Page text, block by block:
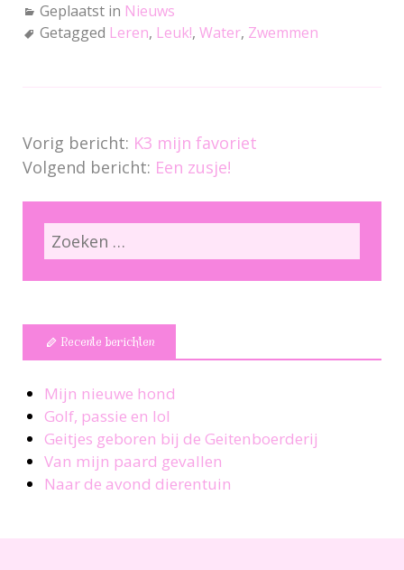
Geplaatst in Nieuws
Getagged Leren, Leuk!, Water, Zwemmen
Vorig bericht: K3 mijn favoriet
Volgend bericht: Een zusje!
Recente berichten
Mijn nieuwe hond
Golf, passie en lol
Geitjes geboren bij de Geitenboerderij
Van mijn paard gevallen
Naar de avond dierentuin